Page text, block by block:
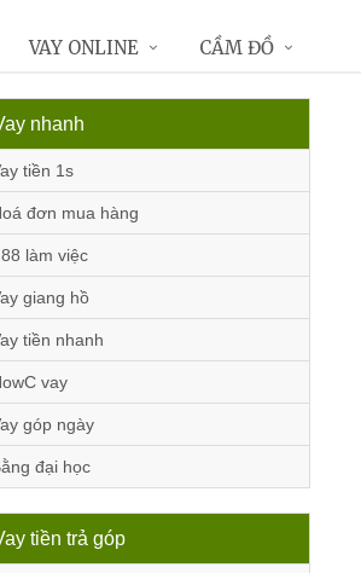
nhanh
tiền 1s
đơn mua hàng
làm việc
giang hồ
tiền nhanh
vay
góp ngày
đại học
tiền trả góp
VAY ONLINE CẦM ĐỒ